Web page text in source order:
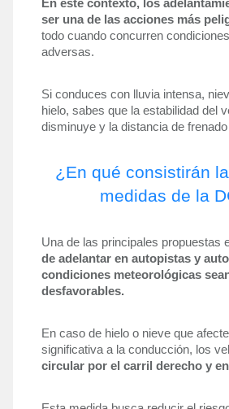
En este contexto, los
ser una de las acciones más
todo cuando concurren
adversas.
Si conduces con lluvia intensa,
hielo, sabes que la estabilidad del
disminuye y la distancia de
¿En qué consistirán
medidas de la
Una de las principales propuestas
de adelantar en autopistas y
condiciones meteorológicas
desfavorables.
En caso de hielo o nieve que
circular por el carril derecho y